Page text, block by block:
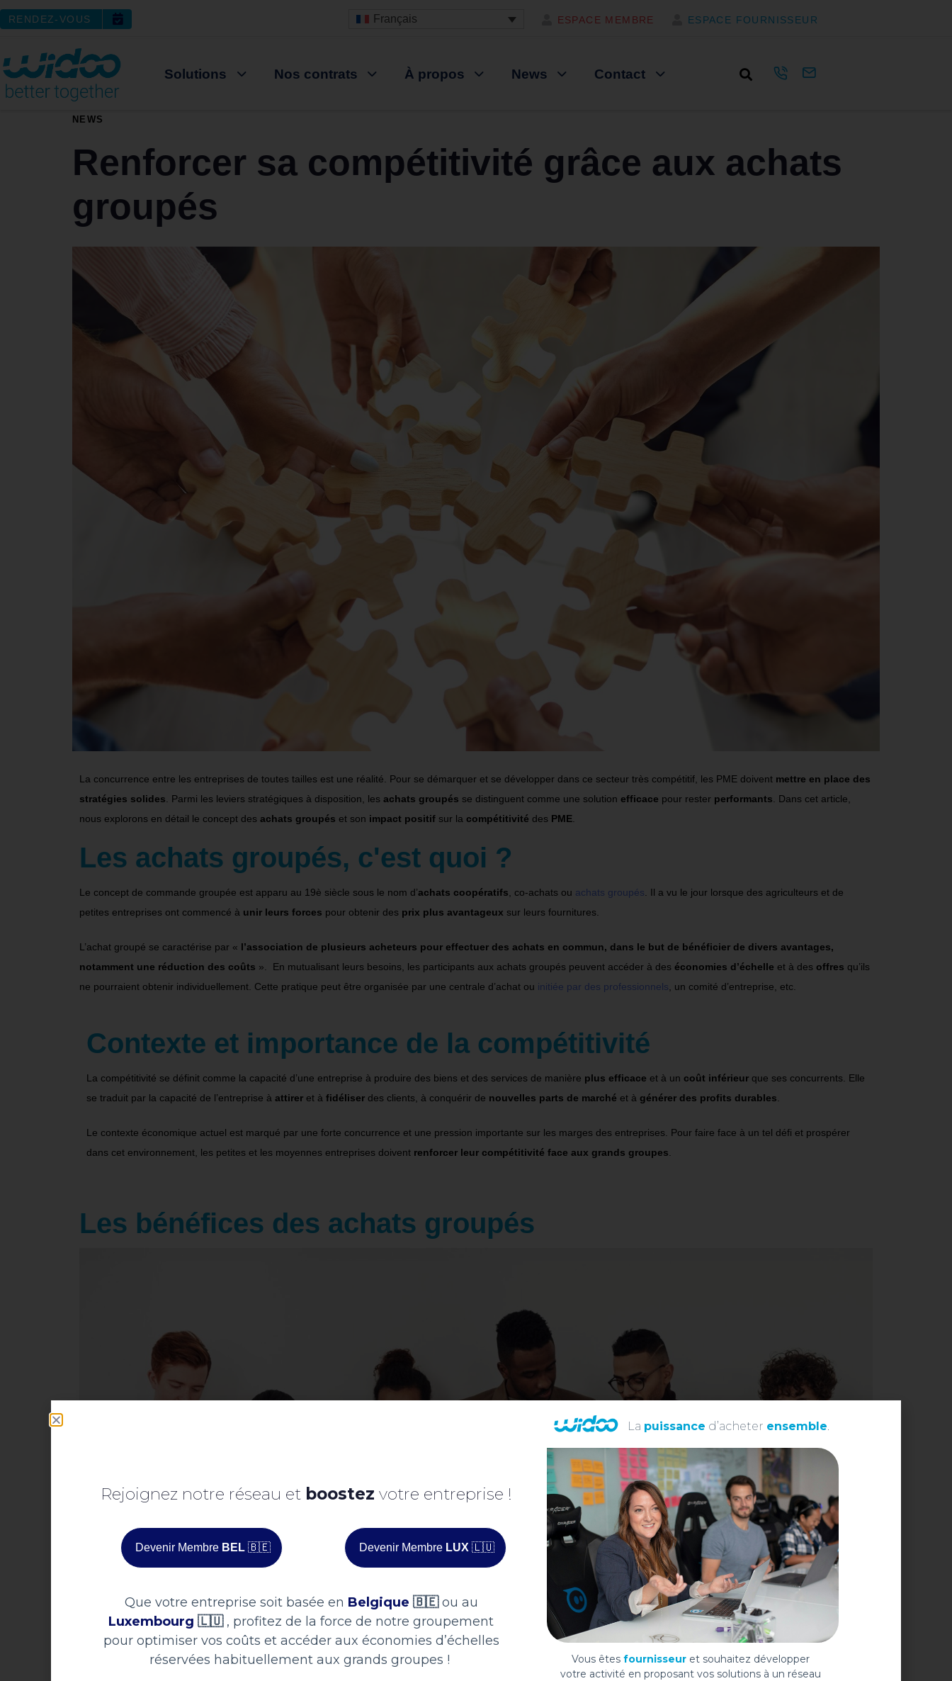
RENDEZ-VOUS Français ESPACE MEMBRE ESPACE FOURNISSEUR
Solutions Nos contrats À propos News Contact
PUBLISHED
NEWS
Renforcer sa compétitivité grâce aux achats
groupés
La concurrence entre les entreprises de toutes tailles est une réalité. Pour se démarquer et se développer dans ce secteur très compétitif, les PME doivent mettre en place des
stratégies solides . Parmi les leviers stratégiques à disposition, les achats groupés se distinguent comme une solution efficace pour rester performants . Dans cet article,
nous explorons en détail le concept des achats groupés et son impact positif sur la compétitivité des PME
Les achats groupés, c'est quoi ?
Le concept de commande groupée est apparu au 19è siècle sous le nom d’achats coopératifs , co-achats ou achats groupés . Il a vu le jour lorsque des agriculteurs et de
petites entreprises ont commencé à unir leurs forces pour obtenir des prix plus avantageux sur leurs fournitures.
L’achat groupé se caractérise par « l’association de plusieurs acheteurs pour effectuer des achats en commun, dans le but de bénéficier de divers avantages,
notamment une réduction des coûts ». En mutualisant leurs besoins, les participants aux achats groupés peuvent accéder à des économies d’échelle et à des offres qu’ils
ne pourraient obtenir individuellement. Cette pratique peut être organisée par une centrale d’achat ou initiée par des professionnels , un comité d’entreprise, etc.
Contexte et importance de la compétitivité
La compétitivité se définit comme la capacité d’une entreprise à produire des biens et des services de manière plus efficace et à un coût inférieur que ses concurrents. Elle
se traduit par la capacité de l’entreprise à attirer et à fidéliser des clients, à conquérir de nouvelles parts de marché et à générer des profits durables
Le contexte économique actuel est marqué par une forte concurrence et une pression importante sur les marges des entreprises. Pour faire face à un tel défi et prospérer
dans cet environnement, les petites et les moyennes entreprises doivent renforcer leur compétitivité face aux grands groupes
Les bénéfices des achats groupés
Rejoignez notre réseau et boostez votre entreprise !
Devenir Membre BEL 🇧🇪 Devenir Membre LUX 🇱🇺
Que votre entreprise soit basée en Belgique 🇧🇪ou au
Luxembourg 🇱🇺, profitez de la force de notre groupement
pour optimiser vos coûts et accéder aux économies d’échelles
réservées habituellement aux grands groupes !
La puissance d’acheter ensemble.
Vous êtesfournisseur et souhaitez développer
votre activité en proposant vos solutions à un réseau